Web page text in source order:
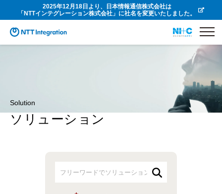
2025年12月18日より、日本情報通信株式会社は
「NTTインテグレーション株式会社」に社名を変更いたしました。
Solution
ソリューション